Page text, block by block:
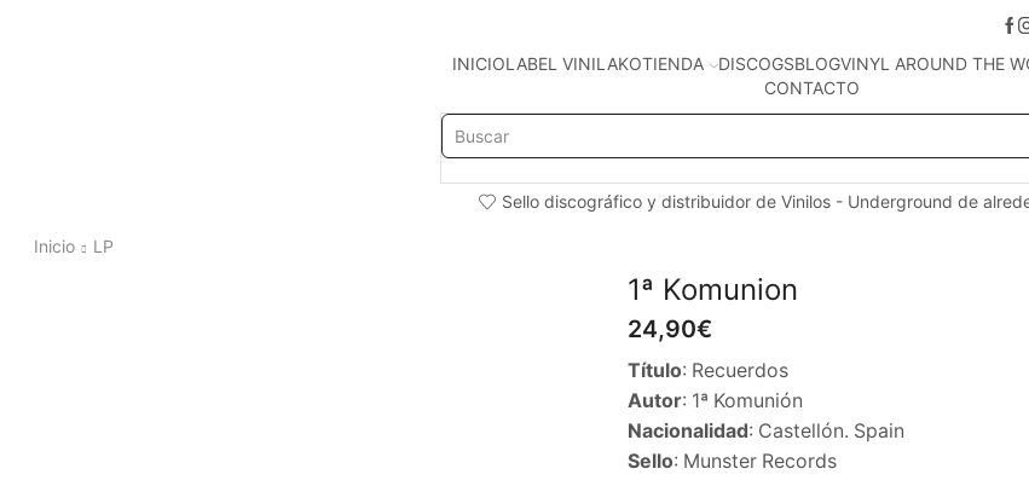
INICIOLABEL VINILAKOTIENDA DISCOGSBLOGVINYL AROUND THE
CONTACTO
Search
input
Sello discográfico y distribuidor de Vinilos - Underground de
Inicio LP
1ª Komunion
24,90€
Título: Recuerdos
Autor: 1ª Komunión
Nacionalidad: Castellón. Spain
Sello: Munster Records